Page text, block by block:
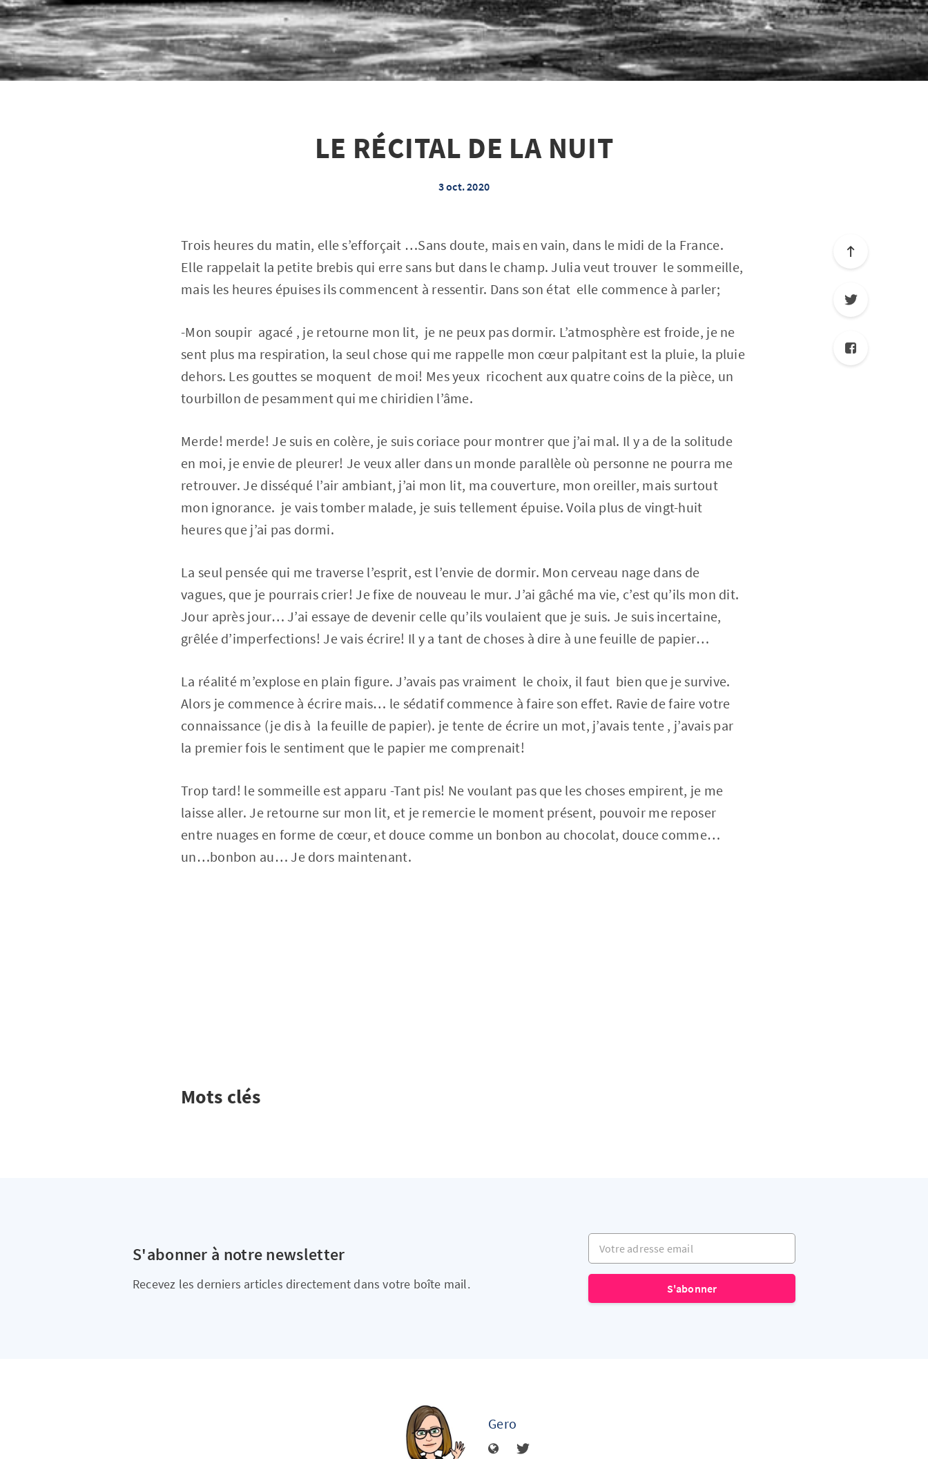
LE RÉCITAL DE LA NUIT
3 oct. 2020
Trois heures du matin, elle s’efforçait …Sans doute, mais en vain, dans le midi de la France.
Elle rappelait la petite brebis qui erre sans but dans le champ. Julia veut trouver le sommeille,
mais les heures épuises ils commencent à ressentir. Dans son état elle commence à parler;
-Mon soupir agacé , je retourne mon lit, je ne peux pas dormir. L’atmosphère est froide, je ne
sent plus ma respiration, la seul chose qui me rappelle mon cœur palpitant est la pluie, la pluie
dehors. Les gouttes se moquent de moi! Mes yeux ricochent aux quatre coins de la pièce, un
tourbillon de pesamment qui me chiridien l’âme.
Merde! merde! Je suis en colère, je suis coriace pour montrer que j’ai mal. Il y a de la solitude
en moi, je envie de pleurer! Je veux aller dans un monde parallèle où personne ne pourra me
retrouver. Je disséqué l’air ambiant, j’ai mon lit, ma couverture, mon oreiller, mais surtout
mon ignorance. je vais tomber malade, je suis tellement épuise. Voila plus de vingt-huit
heures que j’ai pas dormi.
La seul pensée qui me traverse l’esprit, est l’envie de dormir. Mon cerveau nage dans de
vagues, que je pourrais crier! Je fixe de nouveau le mur. J’ai gâché ma vie, c’est qu’ils mon dit.
Jour après jour… J’ai essaye de devenir celle qu’ils voulaient que je suis. Je suis incertaine,
grêlée d’imperfections! Je vais écrire! Il y a tant de choses à dire à une feuille de papier…
La réalité m’explose en plain figure. J’avais pas vraiment le choix, il faut bien que je survive.
Alors je commence à écrire mais… le sédatif commence à faire son effet. Ravie de faire votre
connaissance (je dis à la feuille de papier). je tente de écrire un mot, j’avais tente , j’avais par
la premier fois le sentiment que le papier me comprenait!
Trop tard! le sommeille est apparu -Tant pis! Ne voulant pas que les choses empirent, je me
laisse aller. Je retourne sur mon lit, et je remercie le moment présent, pouvoir me reposer
entre nuages en forme de cœur, et douce comme un bonbon au chocolat, douce comme…
un…bonbon au… Je dors maintenant.
Mots clés
S'abonner à notre newsletter
Recevez les derniers articles directement dans votre boîte mail.
Votre adresse email
S'abonner
Gero